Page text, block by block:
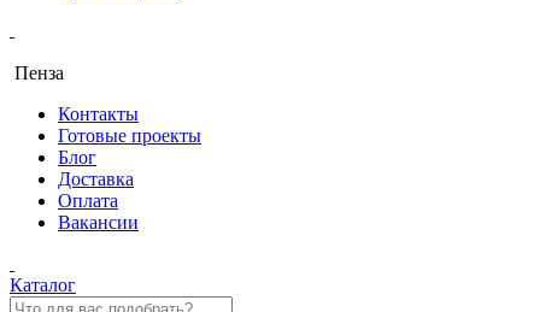
Пенза
Контакты
Готовые проекты
Блог
Доставка
Оплата
Вакансии
Каталог